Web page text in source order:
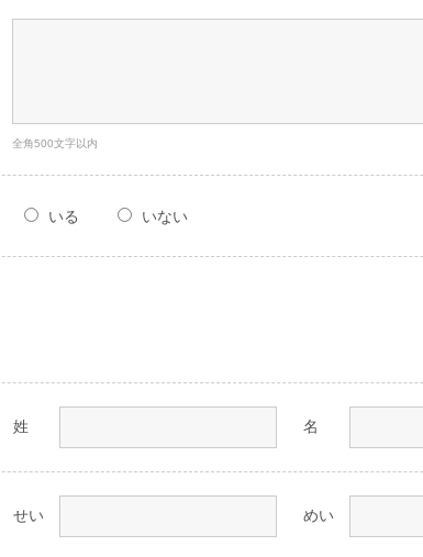
全角500文字以内
いる いない
姓 名
せい めい